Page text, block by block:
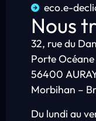
eco.e-
Nous
32, rue du
Porte Océane
56400
Morbihan –
Du lundi au